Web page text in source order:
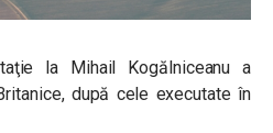
la Mihail Kogălniceanu a
după cele executate în